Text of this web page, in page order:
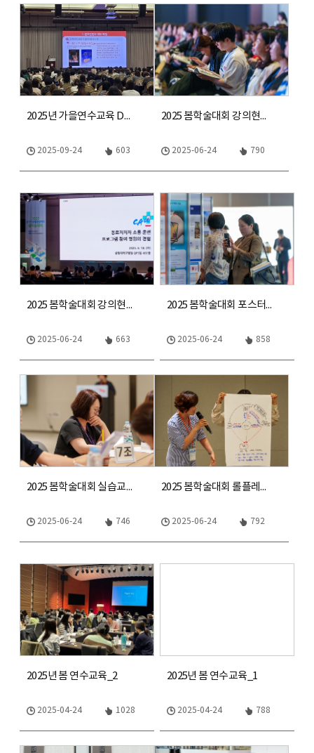
2025년 가을연수교육 Day1
2025-09-24 603
2025 봄학술대회 강의현장2
2025-06-24 790
2025 봄학술대회 강의현장 1
2025-06-24 663
2025 봄학술대회 포스터, 특별교육
2025-06-24 858
2025 봄학술대회 실습교육
2025-06-24 746
2025 봄학술대회 롤플레이
2025-06-24 792
2025년 봄 연수교육_2
2025-04-24 1028
2025년 봄 연수교육_1
2025-04-24 788